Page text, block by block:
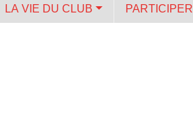
LA VIE DU CLUB PARTICIPER